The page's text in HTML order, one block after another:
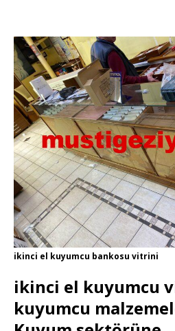
ikinci el kuyumcu bankosu vitrini
ikinci el kuyumcu
kuyumcu